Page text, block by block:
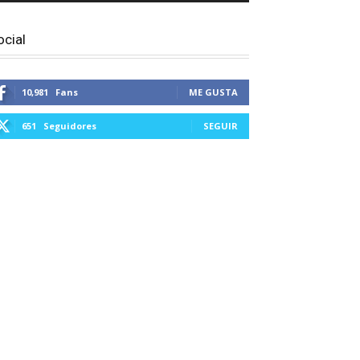
10,981 Fans ME GUSTA
651 Seguidores SEGUIR